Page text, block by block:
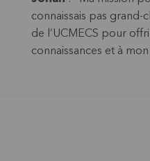
connaissais pas grand-
de l’UCMECS pour
connaissances et à